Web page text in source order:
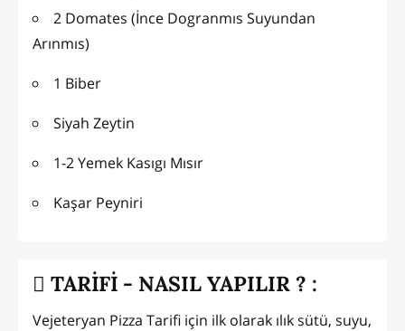
2 Domates (İnce Dogranmıs Suyundan
Arınmıs)
1 Biber
Siyah Zeytin
1-2 Yemek Kasıgı Mısır
Kaşar Peyniri
TARİFİ - NASIL YAPILIR ? :
Vejeteryan Pizza Tarifi için ilk olarak ılık sütü, suyu,